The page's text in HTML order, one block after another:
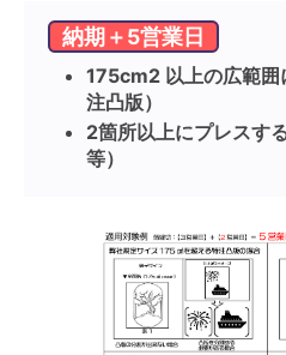
納期＋5営業日
175cm2 以上の広範囲
注凸版）
2箇所以上にプレスす
等）